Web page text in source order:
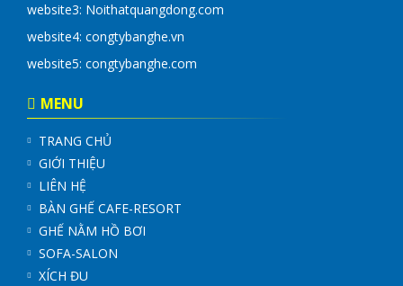
website3: Noithatquangdong.com
website4: congtybanghe.vn
website5: congtybanghe.com
MENU
TRANG CHỦ
GIỚI THIỆU
LIÊN HỆ
BÀN GHẾ CAFE-RESORT
GHẾ NẰM HỒ BƠI
SOFA-SALON
XÍCH ĐU